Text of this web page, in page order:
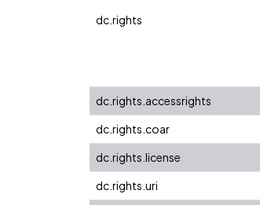
dc.rights
dc.rights.accessrights
dc.rights.coar
dc.rights.license
dc.rights.uri